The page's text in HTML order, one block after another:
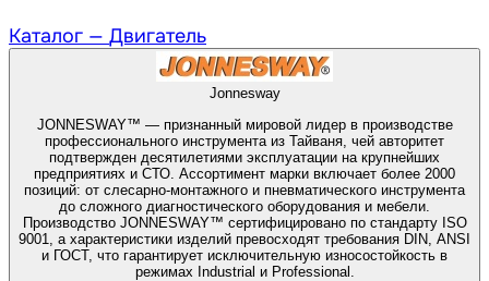
Каталог — Двигатель
Jonnesway
JONNESWAY™ — признанный мировой лидер в производстве
профессионального инструмента из Тайваня, чей авторитет
подтвержден десятилетиями эксплуатации на крупнейших
предприятиях и СТО. Ассортимент марки включает более 2000
позиций: от слесарно-монтажного и пневматического инструмента
до сложного диагностического оборудования и мебели.
Производство JONNESWAY™ сертифицировано по стандарту ISO
9001, а характеристики изделий превосходят требования DIN, ANSI
и ГОСТ, что гарантирует исключительную износостойкость в
режимах Industrial и Professional.